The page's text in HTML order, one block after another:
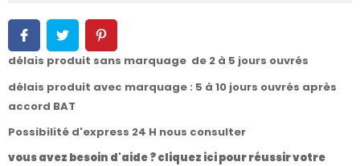
délais produit sans marquage de 2 à 5 jours ouvrés
délais produit avec marquage : 5 à 10 jours ouvrés après
accord BAT
Possibilité d'express 24 H nous consulter
vous avez besoin d'aide ? cliquez ici pour réussir votre